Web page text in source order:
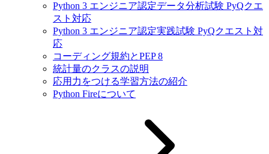
Python 3 エンジニア認定データ分析試験 PyQクエ
スト対応
Python 3 エンジニア認定実践試験 PyQクエスト対
応
コーディング規約とPEP 8
統計量のクラスの説明
応用力をつける学習方法の紹介
Python Fireについて